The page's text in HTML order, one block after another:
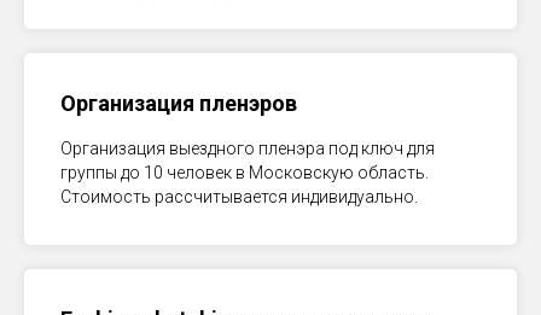
Организация пленэров
Организация выездного пленэра под ключ для
группы до 10 человек в Московскую область.
Стоимость рассчитывается индивидуально.